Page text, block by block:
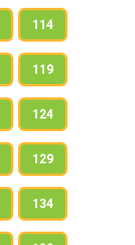
114
119
124
129
134